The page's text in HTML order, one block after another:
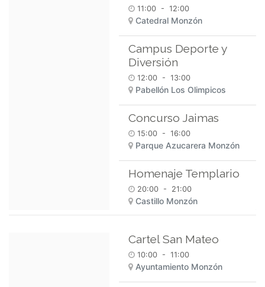
11:00 - 12:00
Catedral Monzón
Campus Deporte y
Diversión
12:00 - 13:00
Pabellón Los Olimpicos
Concurso Jaimas
15:00 - 16:00
Parque Azucarera Monzón
Homenaje Templario
20:00 - 21:00
Castillo Monzón
Cartel San Mateo
10:00 - 11:00
Ayuntamiento Monzón